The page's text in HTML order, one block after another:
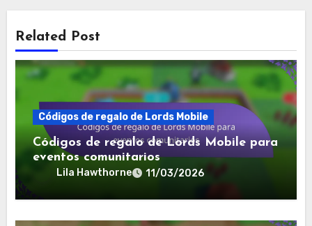
Related Post
Códigos de regalo de Lords Mobile
Códigos de regalo de Lords Mobile para
eventos comunitarios
Lila Hawthorne 11/03/2026